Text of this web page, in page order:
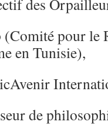
des
pour le
en Tunisie),
de